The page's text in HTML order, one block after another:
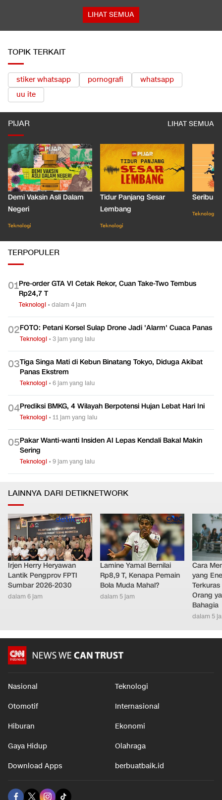
LIHAT SEMUA
TOPIK TERKAIT
stiker whatsapp pornografi
whatsapp
uu ite
PIJAR LIHAT SEMUA
Demi Vaksin Asli Dalam
Negeri
Teknologi
Tidur Panjang Sesar
Lembang
Teknologi
Seribu
Teknologi
TERPOPULER
01Pre-order GTA VI Cetak Rekor, Cuan Take-Two Tembus
Rp24,7 T
Teknologi •dalam 4 jam
02FOTO: Petani Korsel Sulap Drone Jadi 'Alarm' Cuaca Panas
Teknologi •3 jam yang lalu
03Tiga Singa Mati di Kebun Binatang Tokyo, Diduga Akibat
Panas Ekstrem
Teknologi •6 jam yang lalu
04Prediksi BMKG, 4 Wilayah Berpotensi Hujan Lebat Hari Ini
Teknologi •11 jam yang lalu
05Pakar Wanti-wanti Insiden AI Lepas Kendali Bakal Makin
Sering
Teknologi •9 jam yang lalu
LAINNYA DARI DETIKNETWORK
Irjen Herry Heryawan
Lantik Pengprov FPTI
Sumbar 2026-2030
dalam 6 jam
Lamine Yamal Bernilai
Rp8,9 T, Kenapa Pemain
Bola Muda Mahal?
dalam 5 jam
Cara
yang
Orang
Bahagia
dalam 5
Nasional Teknologi
Otomotif Internasional
Hiburan Ekonomi
Gaya Hidup Olahraga
Download Apps berbuatbaik.id